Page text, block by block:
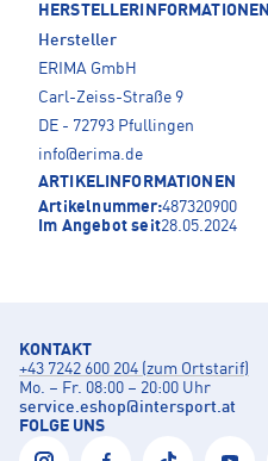
HERSTELLERINFORMATIONEN
Hersteller
ERIMA GmbH
Carl-Zeiss-Straße 9
DE - 72793 Pfullingen
info@erima.de
ARTIKELINFORMATIONEN
Artikelnummer:487320900
Im Angebot seit28.05.2024
KONTAKT
+43 7242 600 204 (zum Ortstarif)
Mo. – Fr. 08:00 – 20:00 Uhr
service.eshop@intersport.at
FOLGE UNS